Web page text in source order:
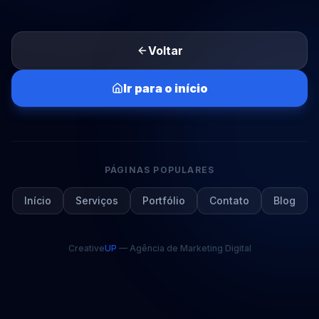
Voltar
Ir para o início
PÁGINAS POPULARES
Início Serviços Portfólio Contato Blog
CreativeUP — Agência de Marketing Digital